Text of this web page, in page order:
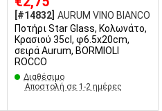
[#14832] AURUM VINO BIANCO
Ποτήρι Star Glass, Κολωνάτο,
Κρασιού 35cl, φ6.5x20cm,
σειρά Aurum, BORMIOLI
ROCCO
Διαθέσιμο
Αποστολή σε 1-2 ημέρες